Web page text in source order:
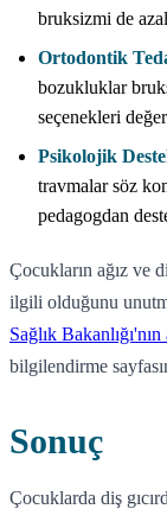
bruksizmi de
Ortodontik
bozukluklar
seçenekleri
Psikolojik
travmalar söz
pedagogdan
Çocukların ağız ve
ilgili olduğunu
Sağlık
bilgilendirme
Sonuç
Çocuklarda diş